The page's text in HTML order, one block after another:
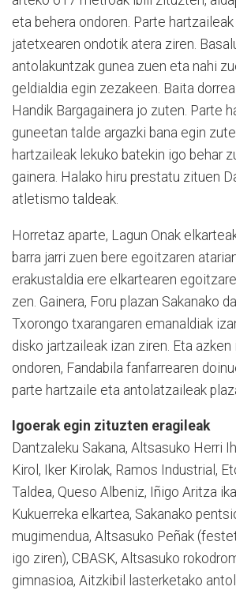
eta behera ondoren. Parte
jatetxearen ondotik atera ziren.
antolakuntzak gunea zuen eta nahi
geldialdia egin zezakeen. Baita
Handik Bargagainera jo zuten. Parte
guneetan talde argazki bana egin
hartzaileak lekuko batekin igo behar
gainera. Halako hiru prestatu zituen
atletismo taldeak.
Horretaz aparte, Lagun Onak
barra jarri zuen bere egoitzaren
erakustaldia ere elkartearen
zen. Gainera, Foru plazan Sakanako
Txorongo txarangaren emanaldiak
disko jartzaileak izan ziren. Eta azken
ondoren, Fandabila fanfarrearen
parte hartzaile eta antolatzaileak
Igoerak egin zituzten eragileak
Dantzaleku Sakana, Altsasuko Herri
Kirol, Iker Kirolak, Ramos Industrial,
Taldea, Queso Albeniz, Iñigo Aritza
Kukuerreka elkartea, Sakanako
mugimendua, Altsasuko Peñak
igo ziren), CBASK, Altsasuko
gimnasioa, Aitzkibil lasterketako